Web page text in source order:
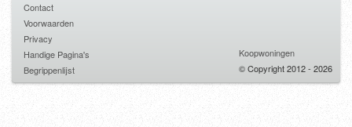
Contact
Voorwaarden
Privacy
Handige Pagina's
Begrippenlijst
Koopwoningen
© Copyright 2012 - 2026